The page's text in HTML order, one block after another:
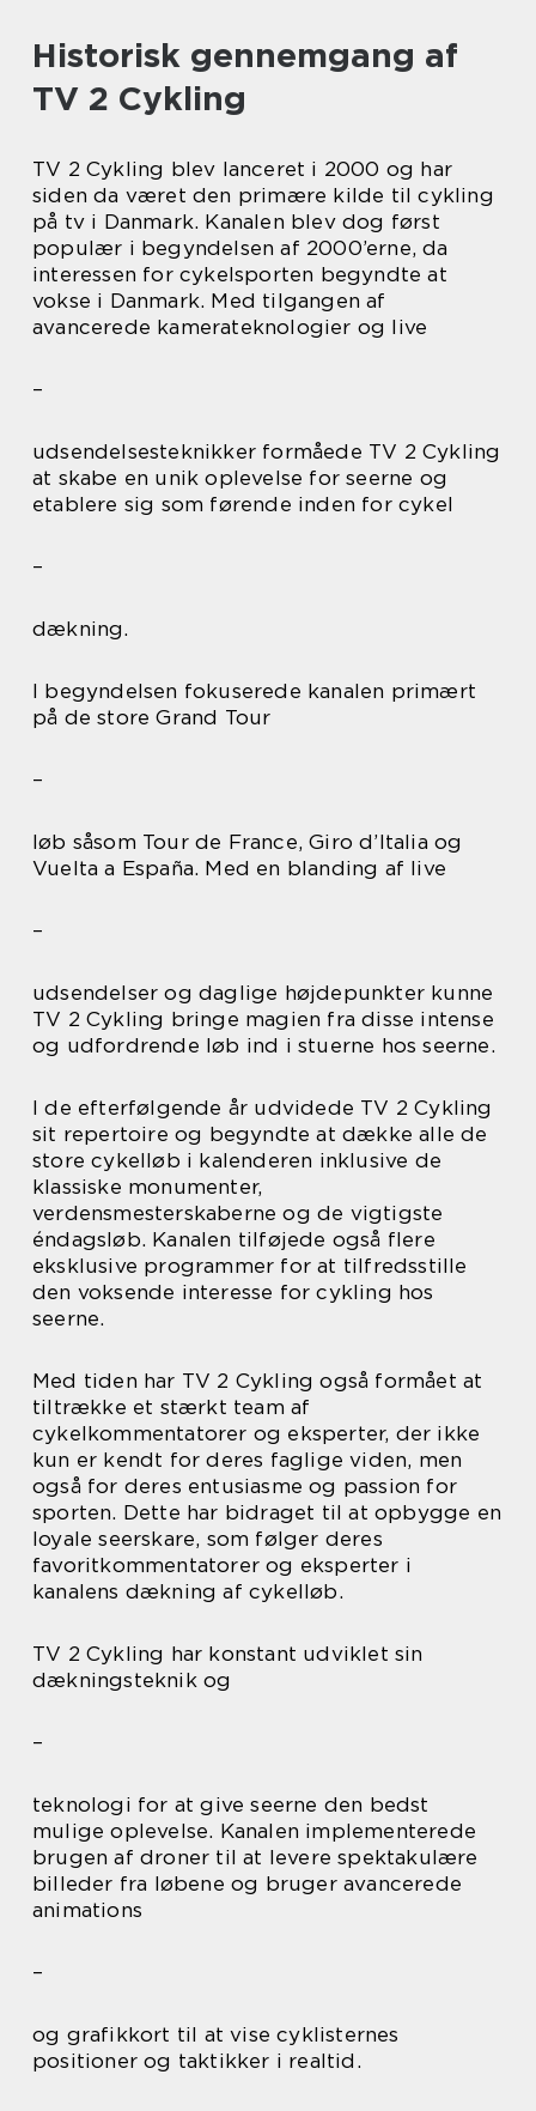
Historisk gennemgang af
TV 2 Cykling
TV 2 Cykling blev lanceret i 2000 og har
siden da været den primære kilde til cykling
på tv i Danmark. Kanalen blev dog først
populær i begyndelsen af 2000’erne, da
interessen for cykelsporten begyndte at
vokse i Danmark. Med tilgangen af
avancerede kamerateknologier og live
–
udsendelsesteknikker formåede TV 2 Cykling
at skabe en unik oplevelse for seerne og
etablere sig som førende inden for cykel
–
dækning.
I begyndelsen fokuserede kanalen primært
på de store Grand Tour
–
løb såsom Tour de France, Giro d’Italia og
Vuelta a España. Med en blanding af live
–
udsendelser og daglige højdepunkter kunne
TV 2 Cykling bringe magien fra disse intense
og udfordrende løb ind i stuerne hos seerne.
I de efterfølgende år udvidede TV 2 Cykling
sit repertoire og begyndte at dække alle de
store cykelløb i kalenderen inklusive de
klassiske monumenter,
verdensmesterskaberne og de vigtigste
éndagsløb. Kanalen tilføjede også flere
eksklusive programmer for at tilfredsstille
den voksende interesse for cykling hos
seerne.
Med tiden har TV 2 Cykling også formået at
tiltrække et stærkt team af
cykelkommentatorer og eksperter, der ikke
kun er kendt for deres faglige viden, men
også for deres entusiasme og passion for
sporten. Dette har bidraget til at opbygge en
loyale seerskare, som følger deres
favoritkommentatorer og eksperter i
kanalens dækning af cykelløb.
TV 2 Cykling har konstant udviklet sin
dækningsteknik og
–
teknologi for at give seerne den bedst
mulige oplevelse. Kanalen implementerede
brugen af droner til at levere spektakulære
billeder fra løbene og bruger avancerede
animations
–
og grafikkort til at vise cyklisternes
positioner og taktikker i realtid.